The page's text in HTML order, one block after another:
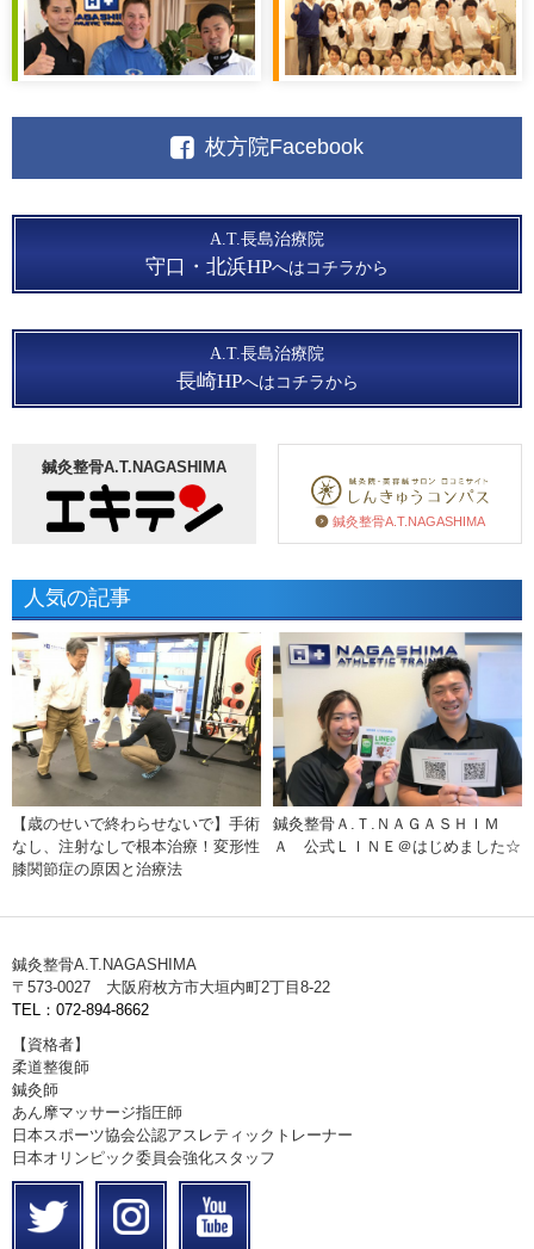
枚方院Facebook
A.T.長島治療院
守口・北浜HPへはコチラから
A.T.長島治療院
長崎HPへはコチラから
鍼灸整骨A.T.NAGASHIMA
鍼灸整骨A.T.NAGASHIMA
人気の記事
【歳のせいで終わらせないで】手術
なし、注射なしで根本治療！変形性
膝関節症の原因と治療法
鍼灸整骨Ａ.Ｔ.ＮＡＧＡＳＨＩＭ
Ａ 公式ＬＩＮＥ＠はじめました☆
鍼灸整骨A.T.NAGASHIMA
〒573-0027 大阪府枚方市大垣内町2丁目8-22
TEL：072-894-8662
【資格者】
柔道整復師
鍼灸師
あん摩マッサージ指圧師
日本スポーツ協会公認アスレティックトレーナー
日本オリンピック委員会強化スタッフ